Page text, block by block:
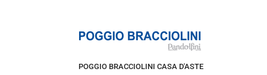
POGGIO BRACCIOLINI CASA D'ASTE